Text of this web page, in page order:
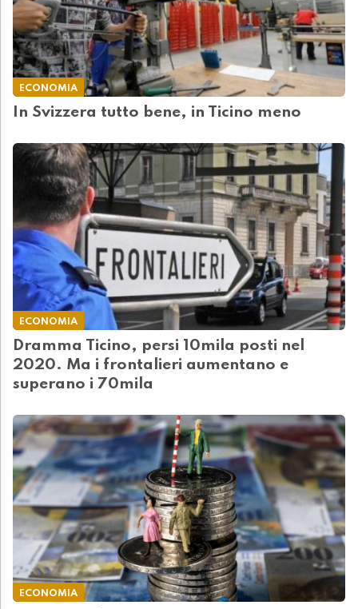
ECONOMIA
In Svizzera tutto bene, in Ticino meno
ECONOMIA
Dramma Ticino, persi 10mila posti nel
2020. Ma i frontalieri aumentano e
superano i 70mila
ECONOMIA